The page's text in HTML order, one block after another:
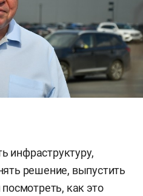
инфраструктуру,
решение, выпустить
как это